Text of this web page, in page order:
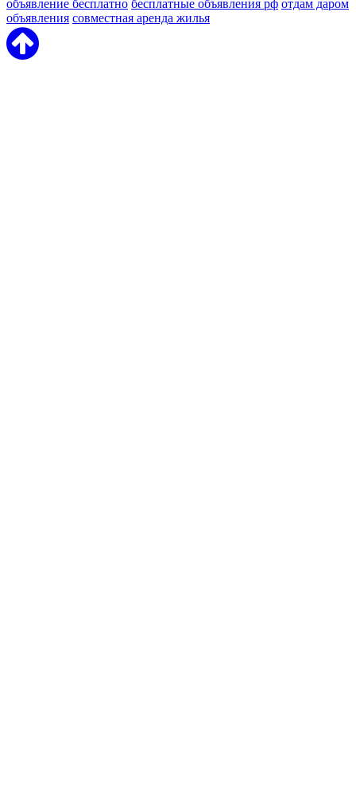
объявление бесплатно бесплатные объявления рф отдам даром
объявления совместная аренда жилья